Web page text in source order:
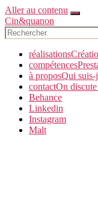
Aller au contenu
Cin&quanon
réalisationsC
compétencesP
à proposQui suis-
contactOn
Behance
Linkedin
Instagram
Malt